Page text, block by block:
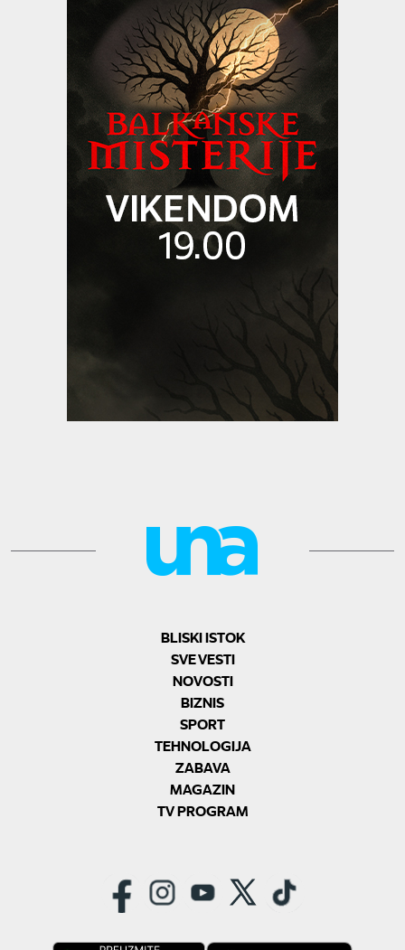
BLISKI ISTOK
SVE VESTI
NOVOSTI
BIZNIS
SPORT
TEHNOLOGIJA
ZABAVA
MAGAZIN
TV PROGRAM